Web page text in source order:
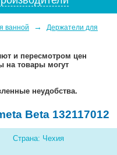
ванной →
Держатели для
и пересмотром цен
на товары могут
неудобства.
Beta 132117012
Страна: Чехия